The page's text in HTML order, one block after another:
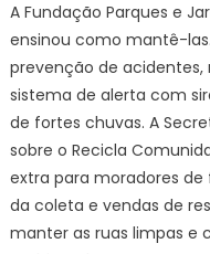
A Fundação Parques e
ensinou como mantê-
prevenção de acidentes,
sistema de alerta com
de fortes chuvas. A
sobre o Recicla
extra para moradores
da coleta e vendas de
manter as ruas limpas e